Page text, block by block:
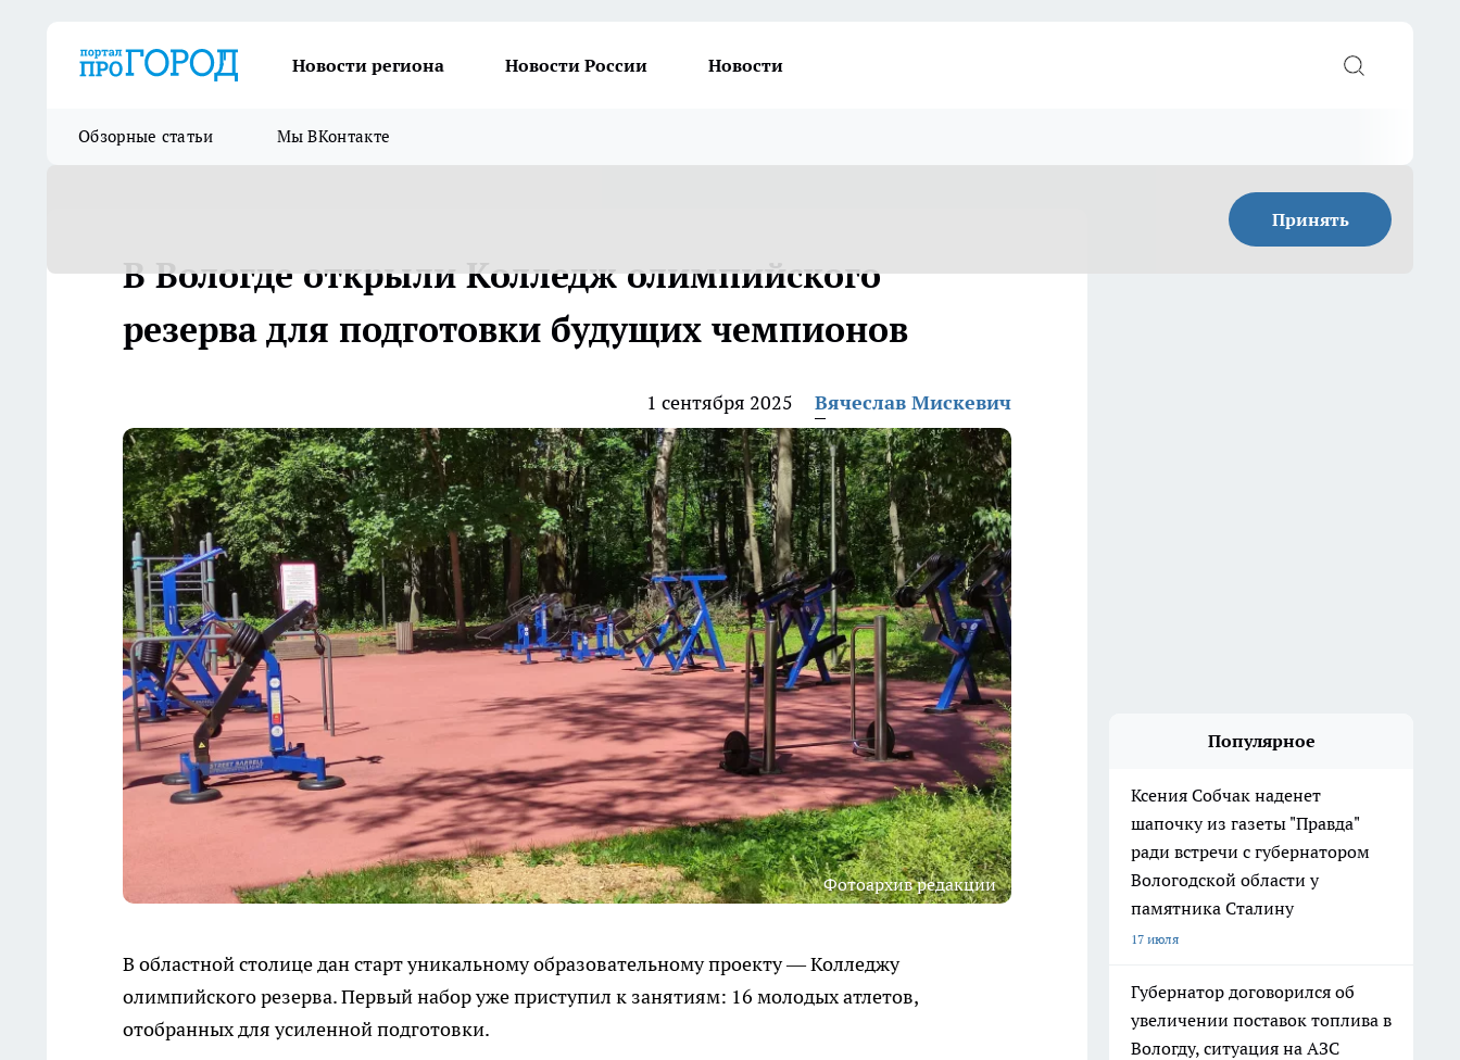
Новости региона Новости России Новости
Обзорные статьи Мы ВКонтакте
Принять
В Вологде открыли Колледж олимпийского
резерва для подготовки будущих чемпионов
1 сентября 2025 Вячеслав Мискевич
Фотоархив редакции
В областной столице дан старт уникальному образовательному проекту — Колледжу
олимпийского резерва. Первый набор уже приступил к занятиям: 16 молодых атлетов,
отобранных для усиленной подготовки.
Популярное
Ксения Собчак наденет
шапочку из газеты "Правда"
ради встречи с губернатором
Вологодской области у
памятника Сталину
17 июля
Губернатор договорился об
увеличении поставок топлива в
Вологду, ситуация на АЗС